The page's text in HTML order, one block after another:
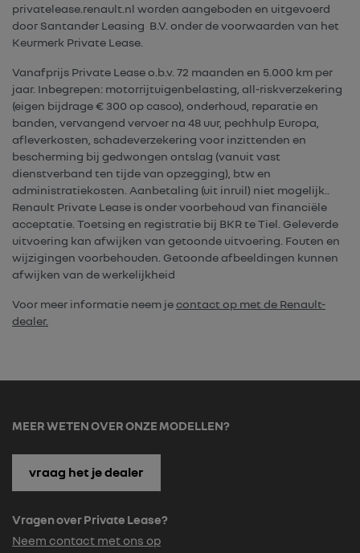
privatelease.renault.nl worden aangeboden en uitgevoerd
door Santander Leasing B.V. onder de voorwaarden van het
Keurmerk Private Lease.
Vanafprijs Private Lease o.b.v. 72 maanden en 5.000 km per
jaar. Inbegrepen: motorrijtuigenbelasting, all-riskverzekering
(eigen bijdrage € 300 op casco), onderhoud, reparatie en
banden, vervangend vervoer na 48 uur, pechhulp Europa,
afleverkosten, schadeverzekering voor inzittenden en
bescherming bij gedwongen ontslag (vanuit vast
dienstverband ten tijde van opzegging), btw en
administratiekosten. Aanbetaling (uit inruil) niet mogelijk..
Renault Private Lease is onder voorbehoud van financiële
acceptatie. Toetsing en registratie bij BKR te Tiel. Geleverde
uitvoering kan afwijken van getoonde uitvoering. Fouten en
wijzigingen voorbehouden. Getoonde afbeeldingen kunnen
afwijken van de werkelijkheid
Voor meer informatie neem jecontact op met de Renault-
dealer.
MEER WETEN OVER ONZE MODELLEN?
vraag het je dealer
Vragen over Private Lease?
Neem contact met ons op